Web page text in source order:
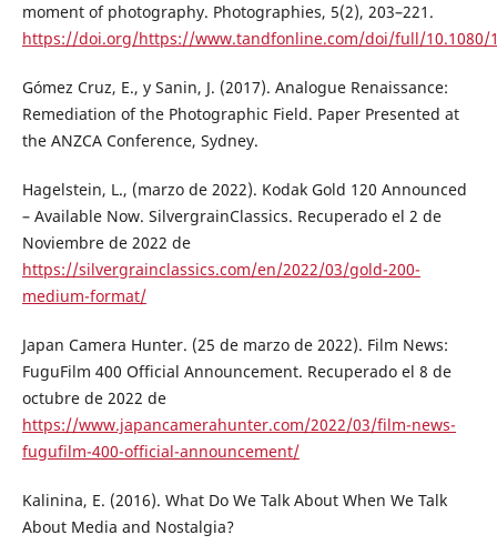
moment of photography. Photographies, 5(2), 203–221.
https://doi.org/https://www.tandfonline.com/doi/full/10.1080/
Gómez Cruz, E., y Sanin, J. (2017). Analogue Renaissance:
Remediation of the Photographic Field. Paper Presented at
the ANZCA Conference, Sydney.
Hagelstein, L., (marzo de 2022). Kodak Gold 120 Announced
– Available Now. SilvergrainClassics. Recuperado el 2 de
Noviembre de 2022 de
https://silvergrainclassics.com/en/2022/03/gold-200-
medium-format/
Japan Camera Hunter. (25 de marzo de 2022). Film News:
FuguFilm 400 Official Announcement. Recuperado el 8 de
octubre de 2022 de
https://www.japancamerahunter.com/2022/03/film-news-
fugufilm-400-official-announcement/
Kalinina, E. (2016). What Do We Talk About When We Talk
About Media and Nostalgia?